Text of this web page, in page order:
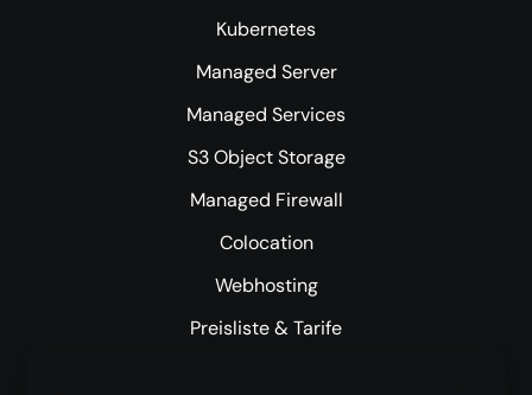
Kubernetes
Managed Server
Managed Services
S3 Object Storage
Managed Firewall
Colocation
Webhosting
Preisliste & Tarife